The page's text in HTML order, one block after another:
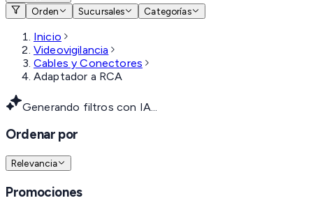
Orden
Sucursales Categorías
Inicio
Videovigilancia
Cables y Conectores
Adaptador a RCA
Generando filtros con IA...
Ordenar por
Relevancia
Promociones